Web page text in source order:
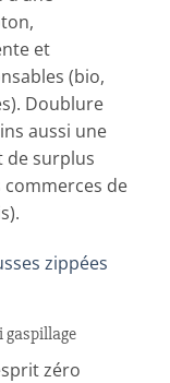
et
(bio,
Doublure
aussi une
de surplus
commerces de
zippées
gaspillage
zéro